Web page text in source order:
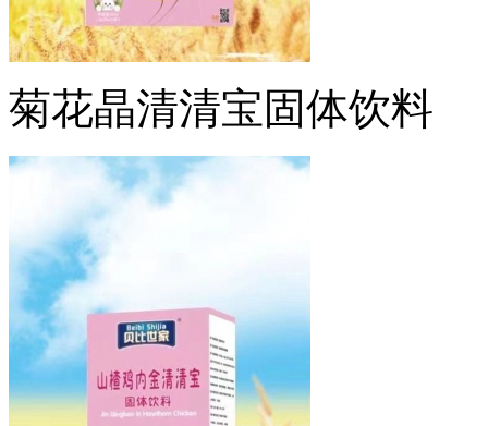
菊花晶清清宝固体饮料